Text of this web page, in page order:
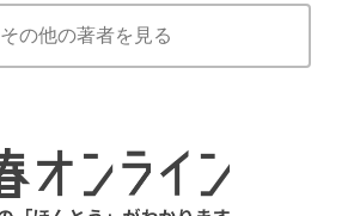
その他の著者を見る